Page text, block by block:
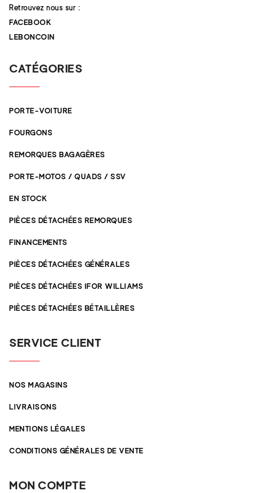
Retrouvez nous sur :
FACEBOOK
LEBONCOIN
CATÉGORIES
PORTE-VOITURE
FOURGONS
REMORQUES BAGAGÈRES
PORTE-MOTOS / QUADS / SSV
EN STOCK
PIÈCES DÉTACHÉES REMORQUES
FINANCEMENTS
PIÈCES DÉTACHÉES GÉNÉRALES
PIÈCES DÉTACHÉES IFOR WILLIAMS
PIÈCES DÉTACHÉES BÉTAILLÈRES
SERVICE CLIENT
NOS MAGASINS
LIVRAISONS
MENTIONS LÉGALES
CONDITIONS GÉNÉRALES DE VENTE
MON COMPTE